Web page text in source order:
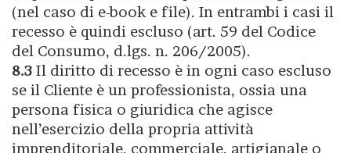
(nel caso di e-book e file). In entrambi i casi il
recesso è quindi escluso (art. 59 del Codice
del Consumo, d.lgs. n. 206/2005).
8.3 Il diritto di recesso è in ogni caso escluso
se il Cliente è un professionista, ossia una
persona fisica o giuridica che agisce
nell’esercizio della propria attività
imprenditoriale, commerciale, artigianale o